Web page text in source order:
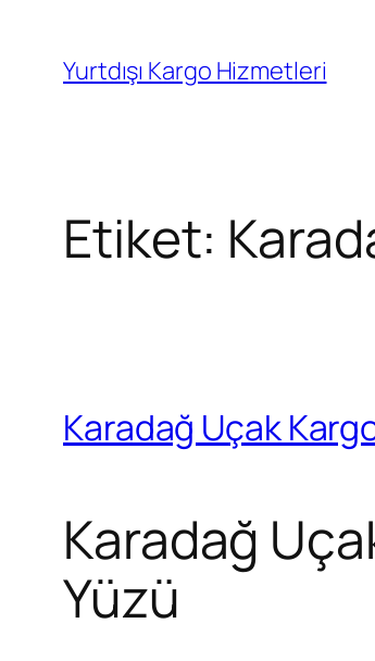
Yurtdışı Kargo Hizmetleri
Etiket:
Karadağ Uçak
Karadağ
Yüzü